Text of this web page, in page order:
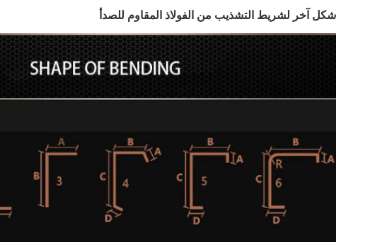
شكل آخر لشريط التشذيب من الفولاذ المقاوم للصدأ